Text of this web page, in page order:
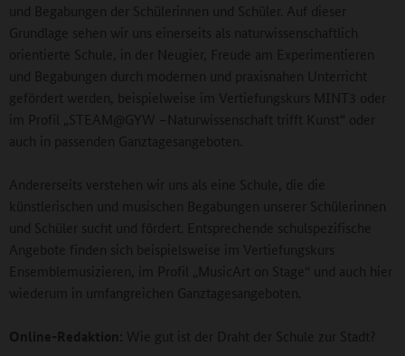
und Begabungen der Schülerinnen und Schüler. Auf dieser
Grundlage sehen wir uns einerseits als naturwissenschaftlich
orientierte Schule, in der Neugier, Freude am Experimentieren
und Begabungen durch modernen und praxisnahen Unterricht
gefördert werden, beispielweise im Vertiefungskurs MINT3 oder
im Profil „STEAM@GYW –Naturwissenschaft trifft Kunst“ oder
auch in passenden Ganztagesangeboten.
Andererseits verstehen wir uns als eine Schule, die die
künstlerischen und musischen Begabungen unserer Schülerinnen
und Schüler sucht und fördert. Entsprechende schulspezifische
Angebote finden sich beispielsweise im Vertiefungskurs
Ensemblemusizieren, im Profil „MusicArt on Stage“ und auch hier
wiederum in umfangreichen Ganztagesangeboten.
Online-Redaktion: Wie gut ist der Draht der Schule zur Stadt?